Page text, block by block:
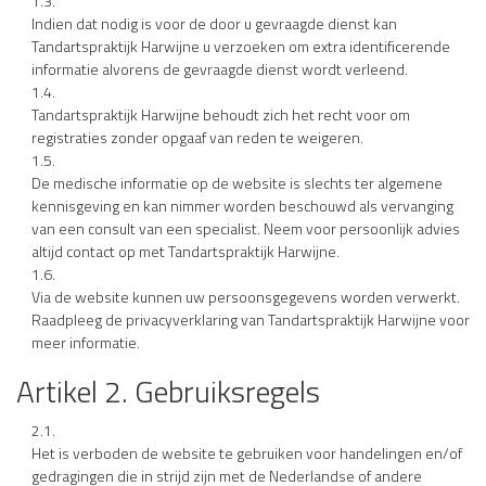
Indien dat nodig is voor de door u gevraagde dienst kan
Tandartspraktijk Harwijne u verzoeken om extra identificerende
informatie alvorens de gevraagde dienst wordt verleend.
1.4.
Tandartspraktijk Harwijne behoudt zich het recht voor om
registraties zonder opgaaf van reden te weigeren.
1.5.
De medische informatie op de website is slechts ter algemene
kennisgeving en kan nimmer worden beschouwd als vervanging
van een consult van een specialist. Neem voor persoonlijk advies
altijd contact op met Tandartspraktijk Harwijne.
1.6.
Via de website kunnen uw persoonsgegevens worden verwerkt.
Raadpleeg de privacyverklaring van Tandartspraktijk Harwijne voor
meer informatie.
Artikel 2. Gebruiksregels
2.1.
Het is verboden de website te gebruiken voor handelingen en/of
gedragingen die in strijd zijn met de Nederlandse of andere